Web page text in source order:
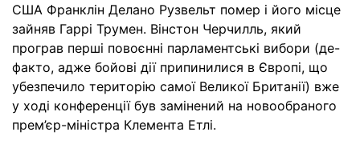
США Франклін Делано Рузвельт помер і його місце
зайняв Гаррі Трумен. Вінстон Черчилль, який
програв перші повоєнні парламентські вибори (де-
факто, адже бойові дії припинилися в Європі, що
убезпечило територію самої Великої Британії) вже
у ході конференції був замінений на новообраного
прем’єр-міністра Клемента Етлі.